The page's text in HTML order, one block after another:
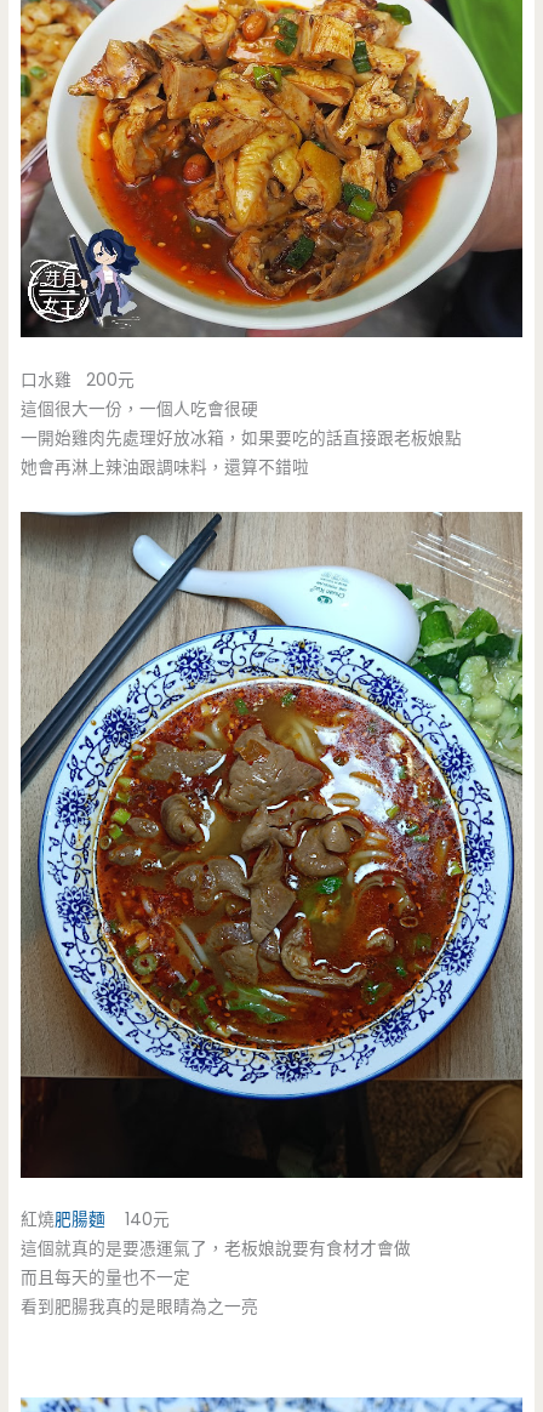
口水雞 200元
這個很大一份，一個人吃會很硬
一開始雞肉先處理好放冰箱，如果要吃的話直接跟老板娘點
她會再淋上辣油跟調味料，還算不錯啦
紅燒肥腸麵 140元
這個就真的是要憑運氣了，老板娘說要有食材才會做
而且每天的量也不一定
看到肥腸我真的是眼睛為之一亮